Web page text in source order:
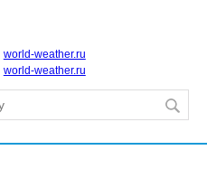
world-weather.ru
world-weather.ru